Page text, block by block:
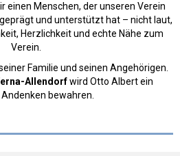
einen Menschen, der unseren Verein
und unterstützt hat – nicht laut,
Herzlichkeit und echte Nähe zum
Verein.
Familie und seinen Angehörigen.
Allendorfwird Otto Albert ein
bewahren.